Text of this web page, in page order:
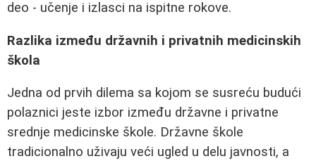
deo - učenje i izlasci na ispitne rokove.
Razlika između državnih i privatnih medicinskih
škola
Jedna od prvih dilema sa kojom se susreću budući
polaznici jeste izbor između državne i privatne
srednje medicinske škole. Državne škole
tradicionalno uživaju veći ugled u delu javnosti, a